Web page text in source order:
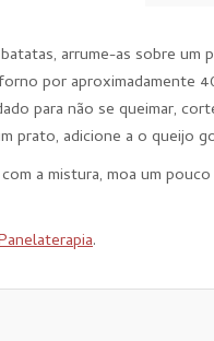
arrume-as sobre
por aproximadamente
para não se queimar,
prato, adicione a o queijo
a mistura, moa um
.